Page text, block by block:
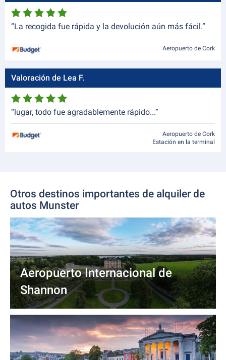
“La recogida fue rápida y la devolución aún más fácil.”
Aeropuerto de Cork
Valoración de Lea F.
“lugar, todo fue agradablemente rápido...”
Aeropuerto de Cork
Estación en la terminal
Otros destinos importantes de alquiler de
autos Munster
Aeropuerto Internacional de
Shannon